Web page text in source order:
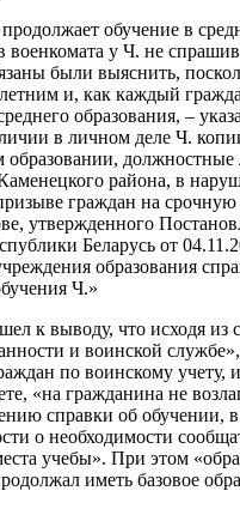
обучение в
военкомата у Ч. не
были выяснить,
и, как каждый
образования, –
в личном деле Ч.
образовании, должностные
района, в
граждан на
утвержденного
Беларусь от
образования
Ч.»
к выводу, что исходя из
и воинской
по воинскому
«на гражданина не
справки об обучении,
о необходимости
учебы». При этом
иметь базовое